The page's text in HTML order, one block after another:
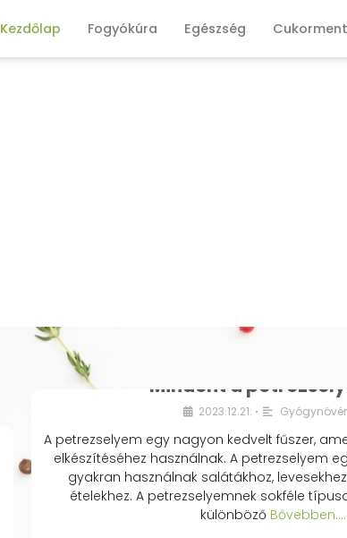
Kezdőlap Fogyókúra Egészség
Mindent a
2023.12.21. •
A petrezselyem egy nagyon kedvelt fűszer,
elkészítéséhez használnak. A petrezselyem
gyakran használnak salátákhoz,
ételekhez. A petrezselyemnek sokféle
különböző